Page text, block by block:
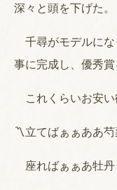
深々と頭を下げた。
千尋がモデルにな
事に完成し、優秀賞
これくらいお安い
〽立てばぁぁああ芍
座ればぁぁあ牡丹